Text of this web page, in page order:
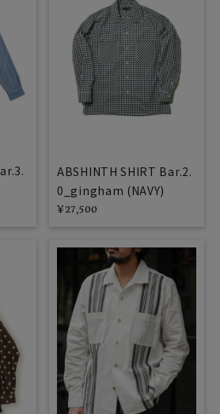
ABSHINTH SHIRT Bar.2.
0_gingham (NAVY)
¥27,500